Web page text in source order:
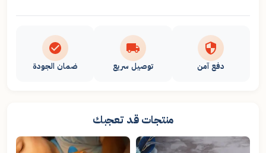
دفع آمن توصيل سريع ضمان الجودة
منتجات قد تعجبك